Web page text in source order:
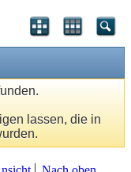
lassen, die in